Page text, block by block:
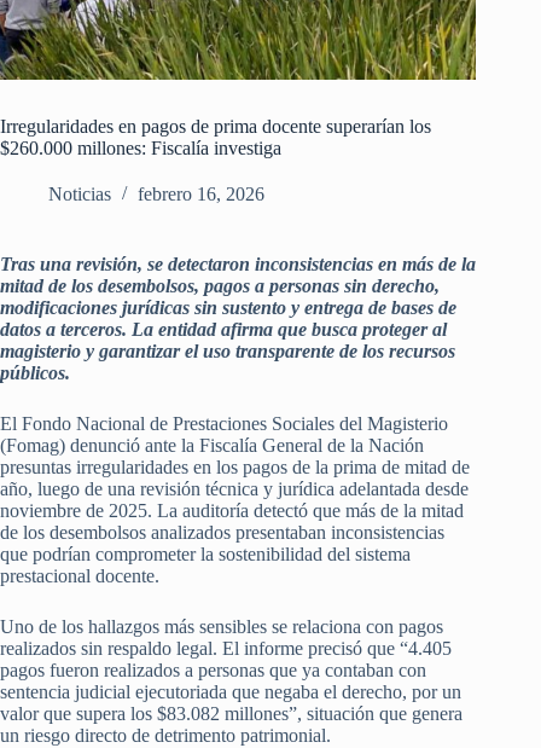
Irregularidades en pagos de prima docente superarían los
$260.000 millones: Fiscalía investiga
Noticias febrero 16, 2026
Tras una revisión, se detectaron inconsistencias en más de la
mitad de los desembolsos, pagos a personas sin derecho,
modificaciones jurídicas sin sustento y entrega de bases de
datos a terceros. La entidad afirma que busca proteger al
magisterio y garantizar el uso transparente de los recursos
públicos.
El Fondo Nacional de Prestaciones Sociales del Magisterio
(Fomag) denunció ante la Fiscalía General de la Nación
presuntas irregularidades en los pagos de la prima de mitad de
año, luego de una revisión técnica y jurídica adelantada desde
noviembre de 2025. La auditoría detectó que más de la mitad
de los desembolsos analizados presentaban inconsistencias
que podrían comprometer la sostenibilidad del sistema
prestacional docente.
Uno de los hallazgos más sensibles se relaciona con pagos
realizados sin respaldo legal. El informe precisó que “4.405
pagos fueron realizados a personas que ya contaban con
sentencia judicial ejecutoriada que negaba el derecho, por un
valor que supera los $83.082 millones”, situación que genera
un riesgo directo de detrimento patrimonial.